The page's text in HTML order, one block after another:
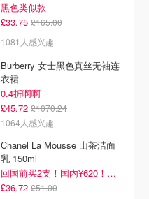
黑色类似款
£33.75 £165.00
1081人感兴趣
Burberry 女士黑色真丝无袖连
衣裙
0.4折啊啊
£45.72 £1070.24
1064人感兴趣
Chanel La Mousse 山茶洁面
乳 150ml
回国前买2支！国内¥620！立省近一半！
£36.72 £51.00